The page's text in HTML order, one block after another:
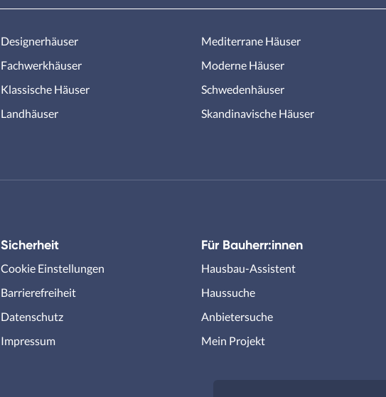
Designerhäuser
Fachwerkhäuser
Klassische Häuser
Landhäuser
Mediterrane Häuser
Moderne Häuser
Schwedenhäuser
Skandinavische Häuser
Sicherheit
Cookie Einstellungen
Barrierefreiheit
Datenschutz
Impressum
Für Bauherr:innen
Hausbau-Assistent
Haussuche
Anbietersuche
Mein Projekt